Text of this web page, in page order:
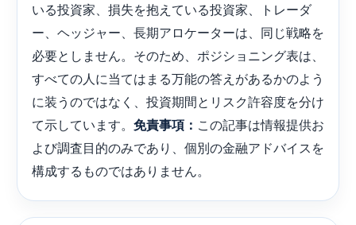
いる投資家、損失を抱えている投資家、トレーダ
ー、ヘッジャー、長期アロケーターは、同じ戦略を
必要としません。そのため、ポジショニング表は、
すべての人に当てはまる万能の答えがあるかのよう
に装うのではなく、投資期間とリスク許容度を分け
て示しています。 免責事項： この記事は情報提供お
よび調査目的のみであり、個別の金融アドバイスを
構成するものではありません。